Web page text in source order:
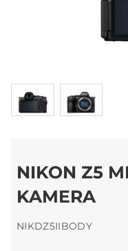
NIKON Z5
KAMERA
NIKDZ5IIBODY